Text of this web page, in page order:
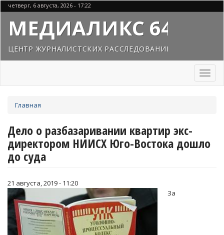
Перейти
к
основному
содержанию
четверг, 6 августа, 2026 - 17:22
МЕДИАЛИКС 64
ЦЕНТР ЖУРНАЛИСТСКИХ РАССЛЕДОВАНИЙ
Toggle
здесь
Главная
Дело о разбазаривании квартир экс-
директором НИИСХ Юго-Востока дошло
до суда
21 августа, 2019 - 11:20
За